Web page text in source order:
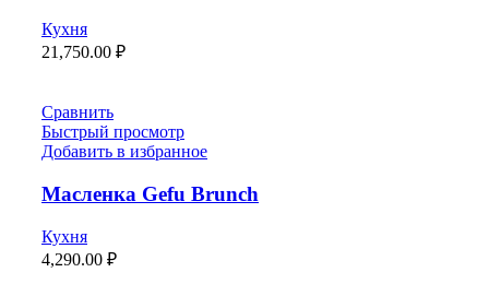
Кухня
21,750.00 ₽
Сравнить
Быстрый просмотр
Добавить в избранное
Масленка Gefu Brunch
Кухня
4,290.00 ₽